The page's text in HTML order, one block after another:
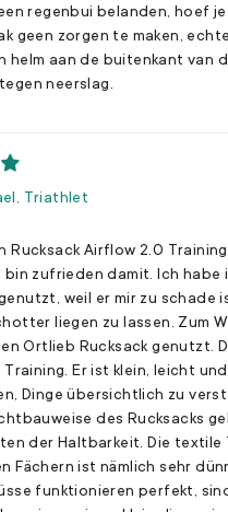
regenbui belanden, hoef
geen zorgen te maken,
helm aan de buitenkant van
neerslag.
Triathlet
Rucksack Airflow 2.0
zufrieden damit. Ich habe
weil er mir zu schade
liegen zu lassen. Zum
Ortlieb Rucksack genutzt.
Er ist klein, leicht
Dinge übersichtlich zu
des Rucksacks
der Haltbarkeit. Die textile
Fächern ist nämlich sehr
funktionieren perfekt,